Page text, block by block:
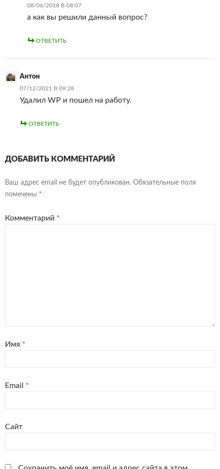
08/06/2018 В 08:07
а как вы решили данный вопрос?
ОТВЕТИТЬ
Антон
07/12/2021 В 09:28
Удалил WP и пошел на работу.
ОТВЕТИТЬ
ДОБАВИТЬ КОММЕНТАРИЙ
Ваш адрес email не будет опубликован. Обязательные поля
помечены *
Комментарий *
Имя *
Email *
Сайт